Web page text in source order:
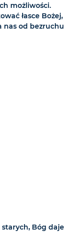
możliwości.
łasce Bożej,
nas od bezruchu
Bóg daje